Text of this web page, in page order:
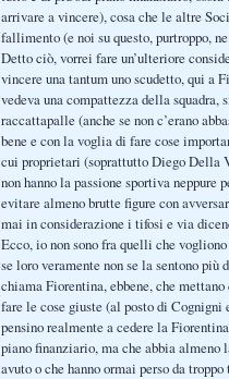
arrivare a vincere), cosa che le altre
fallimento (e noi su questo, purtroppo,
Detto ciò, vorrei fare un’ulteriore
vincere una tantum uno scudetto, qui a
vedeva una compattezza della squadra,
raccattapalle (anche se non c’erano
bene e con la voglia di fare cose
cui proprietari (soprattutto Diego Della
non hanno la passione sportiva neppure
evitare almeno brutte figure con
mai in considerazione i tifosi e via
Ecco, io non sono fra quelli che
se loro veramente non se la sentono
chiama Fiorentina, ebbene, che
fare le cose giuste (al posto di Cognigni
pensino realmente a cedere la
piano finanziario, ma che abbia almeno
avuto o che hanno ormai perso da troppo